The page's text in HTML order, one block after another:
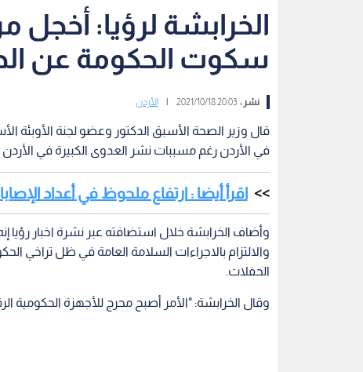
الخرابشة لرؤيا:
سكوت الحكومة عن
نشر :20:03 2021/10/18 الأردن
قال وزير الصحة الأسبق الدكتور وعضو لجنة الأوبئة
في الأردن رغم مسببات نشر العدوى الكبيرة في الأردن
اقرأ أيضا : ارتفاع ملحوظ في أعداد الإصابات والإيجابية
وأضاف الخرابشة خلال استضافته عبر نشرة اخبار رؤيا
والالتزام بالاجراءات السلامة العامة في ظل تراخي
الحفلات.
وقال الخرابشة: "الأمر أصبح محرج للأجهزة الحكومية